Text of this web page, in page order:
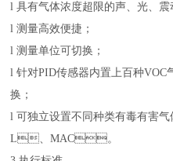
l具有气体浓度超限的声、光、震动
l测量高效便捷；
l测量单位可切换；
l针对PID传感器内置上百种VOC
换；
l可独立设置不同种类有毒有害气
L、MAC。